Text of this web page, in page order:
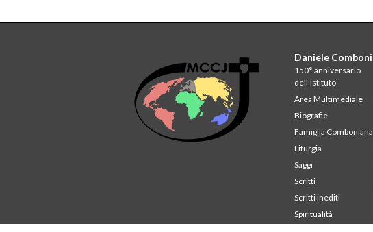
Daniele Comboni
150° anniversario
dell’Istituto
Area Multimediale
Biografie
Famiglia Comboniana
Liturgia
Saggi
Scritti
Scritti inediti
Spiritualità
Studium